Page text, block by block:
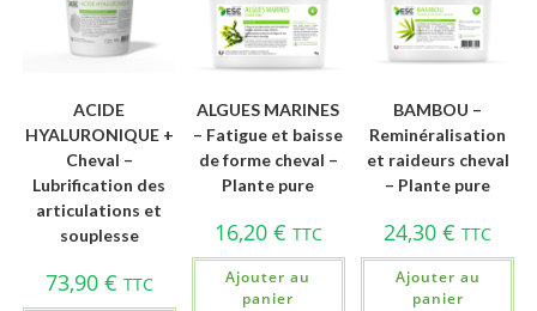
ACIDE
HYALURONIQUE +
Cheval –
Lubrification des
articulations et
souplesse
73,90 € TTC
ALGUES MARINES
– Fatigue et baisse
de forme cheval –
Plante pure
16,20 € TTC
Ajouter au
panier
BAMBOU –
Reminéralisation
et raideurs cheval
– Plante pure
24,30€ TTC
Ajouter au
panier